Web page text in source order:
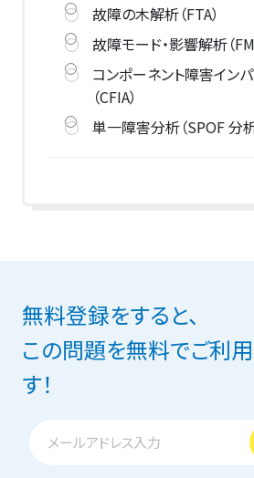
故障の木解析（FTA）
故障モード・影響解析（
コンポーネント障害イン
（CFIA）
単一障害分析（SPOF 分析
無料登録をすると、
この問題を無料でご利
す！